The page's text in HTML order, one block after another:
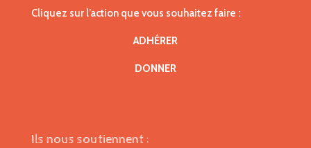
Cliquez sur l’action que vous souhaitez faire :
ADHÉRER
DONNER
Ils nous soutiennent :